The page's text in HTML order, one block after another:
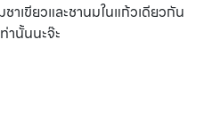
าเขียวและชานมในแก้วเดียวกัน
านั้นนะจ๊ะ